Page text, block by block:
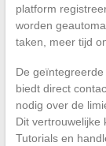
platform
worden
taken, meer tijd
De
biedt direct
nodig over de
Dit vertrouwelijke
Tutorials en